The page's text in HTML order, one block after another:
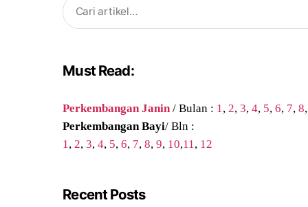
for:
Must Read:
Perkembangan Janin/ Bulan : 1,2,3,4, 5,6, 7,8
Perkembangan Bayi/ Bln :
1,2,3,4, 5,6, 7,8,9, 10,11, 12
Recent Posts